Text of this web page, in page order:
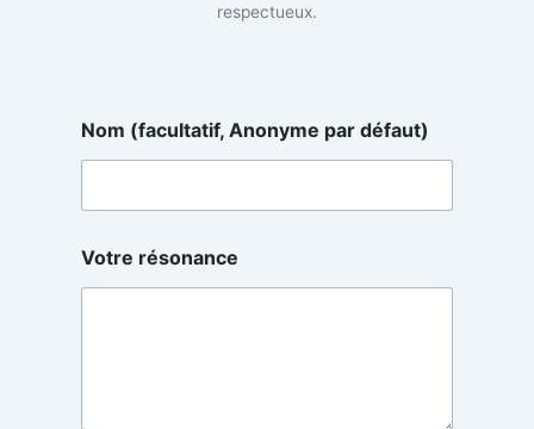
respectueux.
Nom (facultatif, Anonyme par défaut)
n
o
Votre résonance